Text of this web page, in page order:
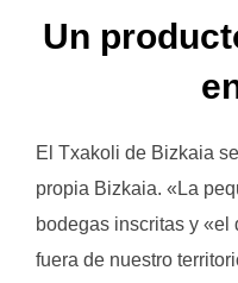
Un
El Txakoli de Bizkaia
propia Bizkaia. «La
bodegas inscritas y
fuera de nuestro